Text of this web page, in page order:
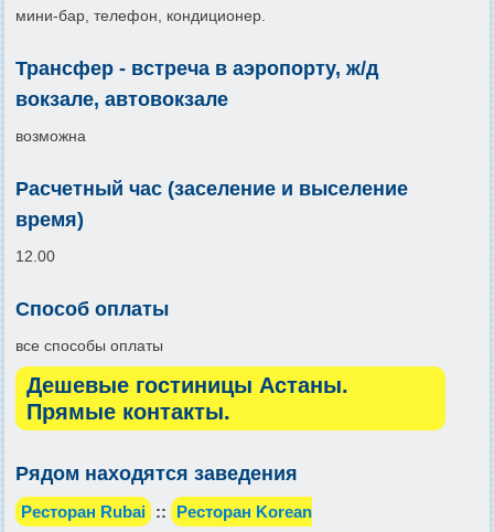
мини-бар, телефон, кондиционер.
Трансфер - встреча в аэропорту, ж/д
вокзале, автовокзале
возможна
Расчетный час (заселение и выселение
время)
12.00
Способ оплаты
все способы оплаты
Дешевые гостиницы Астаны.
Прямые контакты.
Рядом находятся заведения
Ресторан Rubai ::
Ресторан Korean